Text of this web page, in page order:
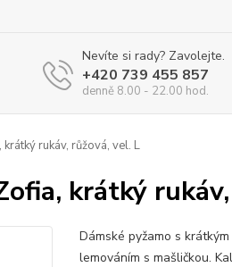
Nevíte si rady? Zavolejte.
+420 739 455 857
denně 8.00 - 22.00 hod.
rukáv, růžová, vel. L
krátký
Dámské pyžamo s
lemováním s mašličkou.